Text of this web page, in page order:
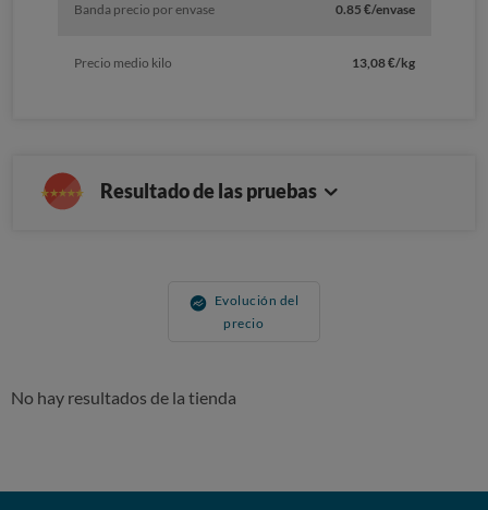
Banda precio por envase 0.85 €/envase
Precio medio kilo 13,08 €/kg
Resultado de las pruebas
Evolución del
precio
No hay resultados de la tienda